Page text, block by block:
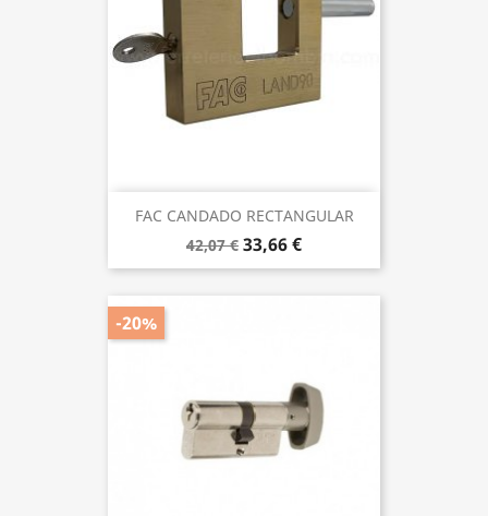
FAC CANDADO RECTANGULAR
42,07 € 33,66 €
-20%